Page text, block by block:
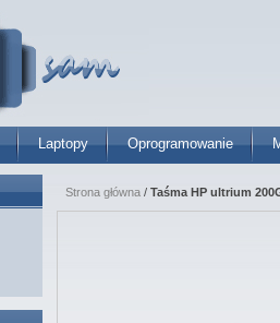
Laptopy Oprogramowanie
Strona główna / Taśma HP ultrium